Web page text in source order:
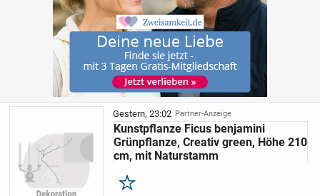
Gestern, 23:02 Partner-Anzeige
Kunstpflanze Ficus benjamini
Grünpflanze, Creativ green, Höhe 210
cm, mit Naturstamm
Merken